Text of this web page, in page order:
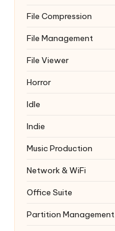
File Compression
File Management
File Viewer
Horror
Idle
Indie
Music Production
Network & WiFi
Office Suite
Partition Management